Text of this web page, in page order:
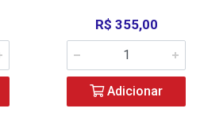
R$ 355,00
Adicionar